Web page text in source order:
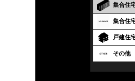
集合住
集合住
戸建住
その他